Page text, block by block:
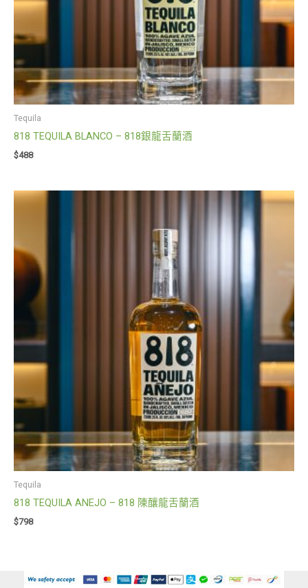
Tequila
818 TEQUILA BLANCO – 818銀龍舌蘭酒
$488
Tequila
818 TEQUILA ANEJO – 818 陳釀龍舌蘭酒
$798